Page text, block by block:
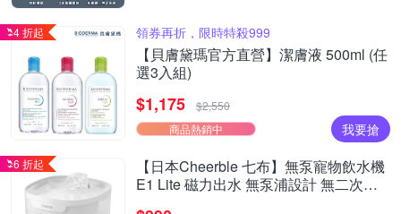
4 折起 領券再折，限時特殺999
【貝膚黛瑪官方直營】潔膚液 500ml (任
選3入組)
$1,175
$2,550
商品熱銷中
我要搶
6 折起
【日本Cheerble 七布】無泵寵物飲水機
E1 Lite 磁力出水 無泵浦設計 無二次汙